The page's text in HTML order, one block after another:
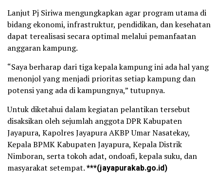
Lanjut Pj Siriwa mengungkapkan agar program utama di
bidang ekonomi, infrastruktur, pendidikan, dan kesehatan
dapat terealisasi secara optimal melalui pemanfaatan
anggaran kampung.
“Saya berharap dari tiga kepala kampung ini ada hal yang
menonjol yang menjadi prioritas setiap kampung dan
potensi yang ada di kampungnya,” tutupnya.
Untuk diketahui dalam kegiatan pelantikan tersebut
disaksikan oleh sejumlah anggota DPR Kabupaten
Jayapura, Kapolres Jayapura AKBP Umar Nasatekay,
Kepala BPMK Kabupaten Jayapura, Kepala Distrik
Nimboran, serta tokoh adat, ondoafi, kepala suku, dan
masyarakat setempat.***(jayapurakab.go.id)